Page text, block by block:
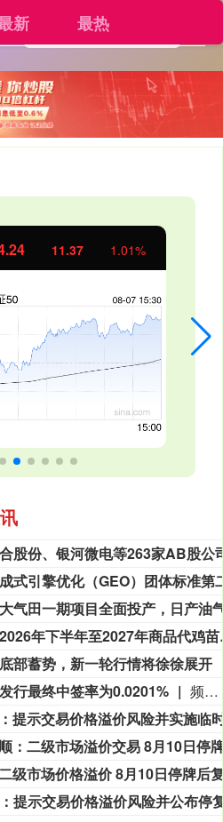
11.37 1.01%
益生股
部蓄势，新一轮行情将徐徐展开
行最终中签率为0.0201%
频准激光8月9日公告，回拨机制启动后，网上发行最终中签率为0.0201%。
新 最热